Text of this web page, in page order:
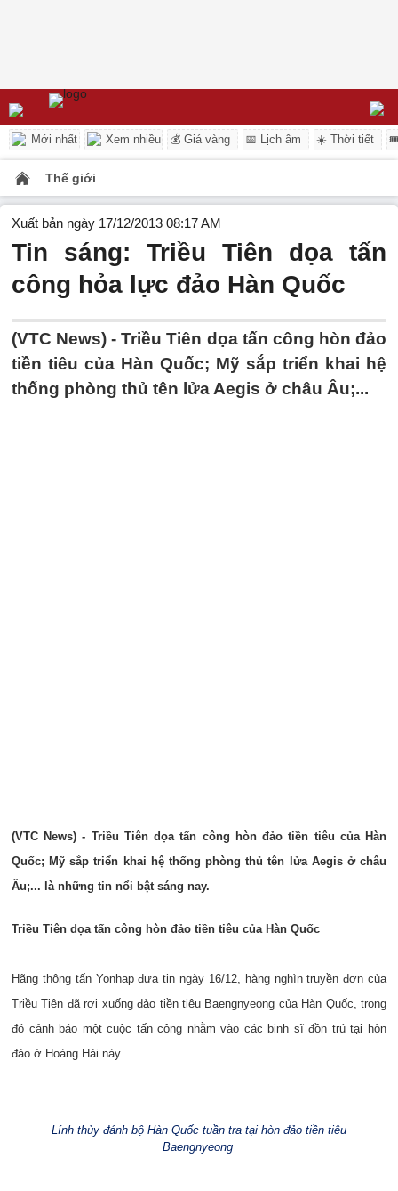
Mới nhất Xem nhiều 💰 Giá vàng 📅 Lịch âm ☀️ Thời tiết
Thế giới
Xuất bản ngày 17/12/2013 08:17 AM
Tin sáng: Triều Tiên dọa tấn
công hỏa lực đảo Hàn Quốc
(VTC News) - Triều Tiên dọa tấn công hòn đảo
tiền tiêu của Hàn Quốc; Mỹ sắp triển khai hệ
thống phòng thủ tên lửa Aegis ở châu Âu;...
(VTC News) - Triều Tiên dọa tấn công hòn đảo tiền tiêu của Hàn
Quốc; Mỹ sắp triển khai hệ thống phòng thủ tên lửa Aegis ở châu
Âu;... là những tin nổi bật sáng nay.
Triều Tiên dọa tấn công hòn đảo tiền tiêu của Hàn Quốc
Hãng thông tấn Yonhap đưa tin ngày 16/12, hàng nghìn truyền đơn của
Triều Tiên đã rơi xuống đảo tiền tiêu Baengnyeong của Hàn Quốc, trong
đó cảnh báo một cuộc tấn công nhằm vào các binh sĩ đồn trú tại hòn
đảo ở Hoàng Hải này.
Lính thủy đánh bộ Hàn Quốc tuần tra tại hòn đảo tiền tiêu
Baengnyeong